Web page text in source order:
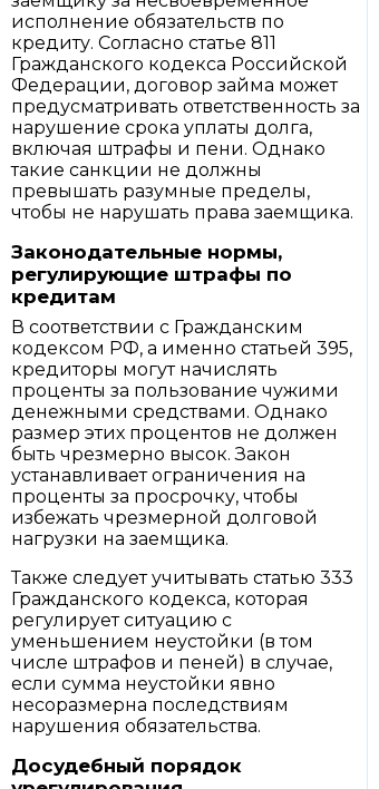
исполнение обязательств по
кредиту. Согласно статье 811
Гражданского кодекса Российской
Федерации, договор займа может
предусматривать ответственность за
нарушение срока уплаты долга,
включая штрафы и пени. Однако
такие санкции не должны
превышать разумные пределы,
чтобы не нарушать права заемщика.
Законодательные нормы,
регулирующие штрафы по
кредитам
В соответствии с Гражданским
кодексом РФ, а именно статьей 395,
кредиторы могут начислять
проценты за пользование чужими
денежными средствами. Однако
размер этих процентов не должен
быть чрезмерно высок. Закон
устанавливает ограничения на
проценты за просрочку, чтобы
избежать чрезмерной долговой
нагрузки на заемщика.
Также следует учитывать статью 333
Гражданского кодекса, которая
регулирует ситуацию с
уменьшением неустойки (в том
числе штрафов и пеней) в случае,
если сумма неустойки явно
несоразмерна последствиям
нарушения обязательства.
Досудебный порядок